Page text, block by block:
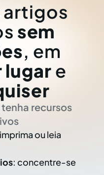
artigos
sem
, em
lugar e
tenha recursos
ou leia
: concentre-se